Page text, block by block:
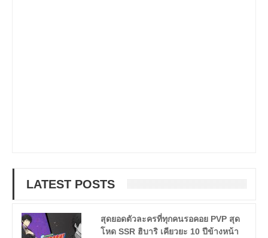
LATEST POSTS
สุดยอดตัวละครที่ทุกคนรอคอย PVP สุด
โหด SSR ฮิบาริ เคียวยะ 10 ปีข้างหน้า